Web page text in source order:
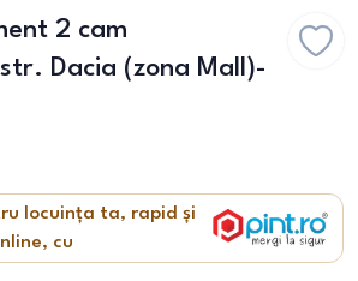
2 cam
Dacia (zona Mall)-
locuința ta, rapid și
cu